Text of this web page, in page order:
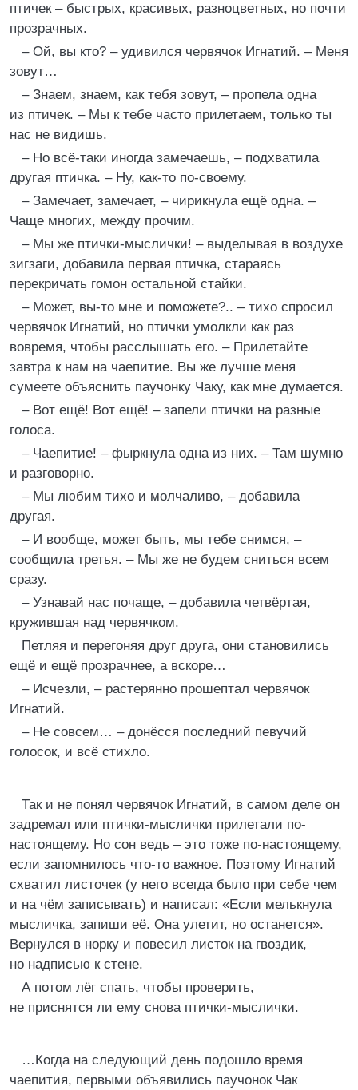
птичек – быстрых, красивых, разноцветных, но почти
прозрачных.
– Ой, вы кто? – удивился червячок Игнатий. – Меня
зовут…
– Знаем, знаем, как тебя зовут, – пропела одна
из птичек. – Мы к тебе часто прилетаем, только ты
нас не видишь.
– Но всё-таки иногда замечаешь, – подхватила
другая птичка. – Ну, как-то по-своему.
– Замечает, замечает, – чирикнула ещё одна. –
Чаще многих, между прочим.
– Мы же птички-мыслички! – выделывая в воздухе
зигзаги, добавила первая птичка, стараясь
перекричать гомон остальной стайки.
– Может, вы-то мне и поможете?.. – тихо спросил
червячок Игнатий, но птички умолкли как раз
вовремя, чтобы расслышать его. – Прилетайте
завтра к нам на чаепитие. Вы же лучше меня
сумеете объяснить паучонку Чаку, как мне думается.
– Вот ещё! Вот ещё! – запели птички на разные
голоса.
– Чаепитие! – фыркнула одна из них. – Там шумно
и разговорно.
– Мы любим тихо и молчаливо, – добавила
другая.
– И вообще, может быть, мы тебе снимся, –
сообщила третья. – Мы же не будем сниться всем
сразу.
– Узнавай нас почаще, – добавила четвёртая,
кружившая над червячком.
Петляя и перегоняя друг друга, они становились
ещё и ещё прозрачнее, а вскоре…
– Исчезли, – растерянно прошептал червячок
Игнатий.
– Не совсем… – донёсся последний певучий
голосок, и всё стихло.
Так и не понял червячок Игнатий, в самом деле он
задремал или птички-мыслички прилетали по-
настоящему. Но сон ведь – это тоже по-настоящему,
если запомнилось что-то важное. Поэтому Игнатий
схватил листочек (у него всегда было при себе чем
и на чём записывать) и написал: «Если мелькнула
мысличка, запиши её. Она улетит, но останется».
Вернулся в норку и повесил листок на гвоздик,
но надписью к стене.
А потом лёг спать, чтобы проверить,
не приснятся ли ему снова птички-мыслички.
…Когда на следующий день подошло время
чаепития, первыми объявились паучонок Чак